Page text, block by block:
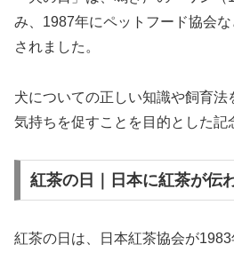
み、1987年にペットフード協会
されました。
犬についての正しい知識や飼育法
気持ちを促すことを目的とした記
紅茶の日｜日本に紅茶が伝
紅茶の日は、日本紅茶協会が1983